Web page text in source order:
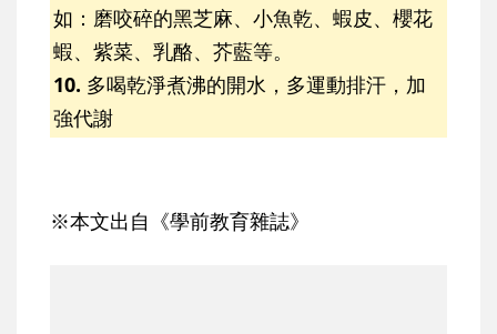
如：磨咬碎的黑芝麻、小魚乾、蝦皮、櫻花
蝦、紫菜、乳酪、芥藍等。
10. 多喝乾淨煮沸的開水，多運動排汗，加
強代謝
※本文出自《學前教育雜誌》